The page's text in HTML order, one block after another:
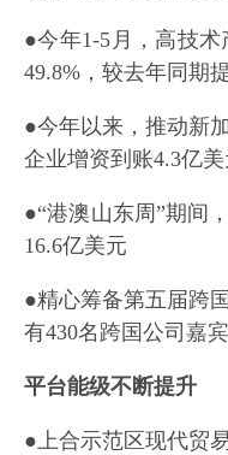
●今年1-5月，高技
49.8%，较去年同期
●今年以来，推动新
企业增资到账4.3亿美
●“港澳山东周”期间
16.6亿美元
●精心筹备第五届跨
有430名跨国公司嘉
平台能级不断提升
●上合示范区现代贸